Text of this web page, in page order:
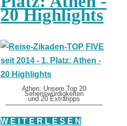
20 Highlights
Athen: Unsere Top 20
Sehenswürdigkeiten
und 20 Extratipps
W E I T E R L E S E N